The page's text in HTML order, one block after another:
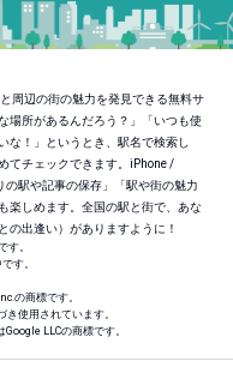
周辺の街の魅力を発見できる無料サ
場所があるんだろう？」「いつも使
な！」というとき、駅名で検索し
てチェックできます。iPhone /
駅や記事の保存」「駅や街の魅力
楽しめます。全国の駅と街で、あな
の出逢い）がありますように！
す。
す。
の商標です。
き使用されています。
LLCの商標です。